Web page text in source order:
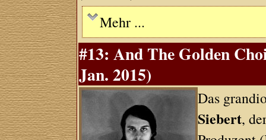
Mehr ...
#13: And The Golden
Jan. 2015)
Das
Siebert,